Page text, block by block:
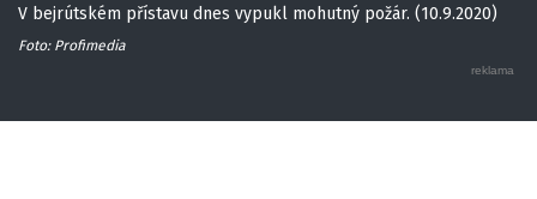
V bejrútském přístavu dnes vypukl mohutný požár. (10.9.2020)
Foto: Profimedia